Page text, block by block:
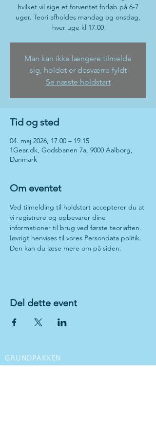
hvilket vil sige et forventet forløb på 6-7
uger. Teori afholdes mandag og onsdag,
hver uge kl 17.00
Man kan ikke længere tilmelde
sig, holdet er desværre fyldt
Se næste holdstart
Tid og sted
04. maj 2026, 17.00 – 19.15
1Gear.dk, Godsbanen 7a, 9000 Aalborg,
Danmark
Om eventet
Ved tilmelding til holdstart accepterer du at
vi registrere og opbevarer dine
informationer til brug ved første teoriaften.
Iøvrigt henvises til vores Persondata politik.
Den kan du læse mere om på siden.
Del dette event
GRUNDPAKKEN